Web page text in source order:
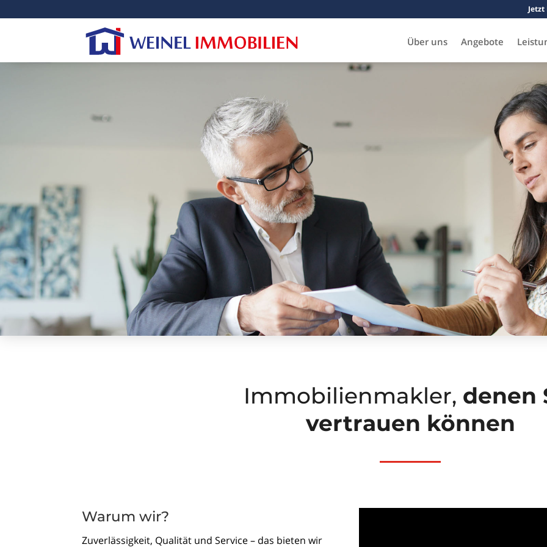
Über uns Angebote
Immobilien­makler, denen
vertrauen können
Warum wir?
Zuverlässigkeit, Qualität und Service – das bieten wir